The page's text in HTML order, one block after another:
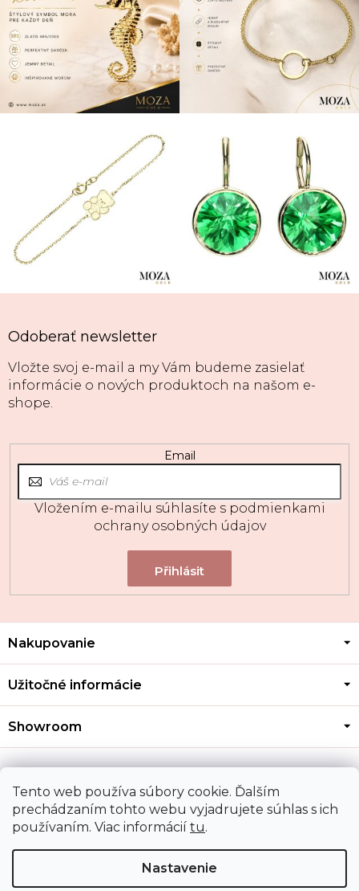
Tento web používa súbory cookie. Ďalším
prechádzaním tohto webu vyjadrujete súhlas s ich
používaním. Viac informácií tu.
Nastavenie
Odoberať newsletter
Vložte svoj e-mail a my Vám budeme zasielať
informácie o nových produktoch na našom e-
shope.
Email
Vložením e-mailu súhlasíte s podmienkami
ochrany osobných údajov
Z
p
t
Nakupovanie
Užitočné informácie
Showroom
Kontakt